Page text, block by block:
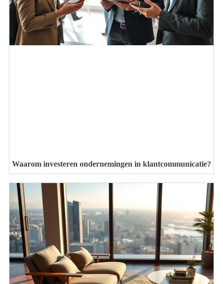
Waarom investeren ondernemingen in klantcommunicatie?